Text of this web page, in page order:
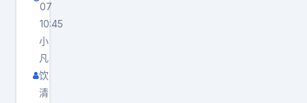
07
10:45
小
凡
饮
清